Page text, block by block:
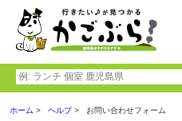
ホーム ヘルプ お問い合わせフォーム